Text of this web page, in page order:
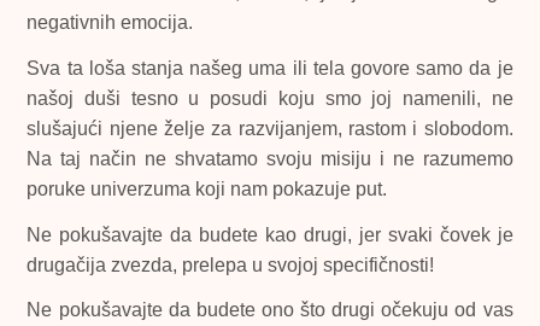
negativnih emocija.
Sva ta loša stanja našeg uma ili tela govore samo da je
našoj duši tesno u posudi koju smo joj namenili, ne
slušajući njene želje za razvijanjem, rastom i slobodom.
Na taj način ne shvatamo svoju misiju i ne razumemo
poruke univerzuma koji nam pokazuje put.
Ne pokušavajte da budete kao drugi, jer svaki čovek je
drugačija zvezda, prelepa u svojoj specifičnosti!
Ne pokušavajte da budete ono što drugi očekuju od vas